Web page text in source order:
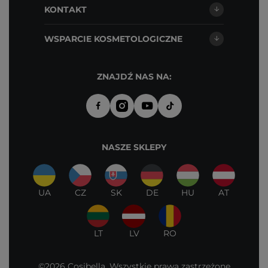
KONTAKT
WSPARCIE KOSMETOLOGICZNE
ZNAJDŹ NAS NA:
NASZE SKLEPY
UA CZ SK DE HU AT
LT LV RO